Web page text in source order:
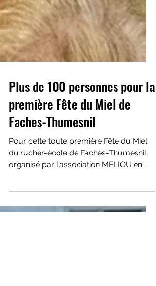
Plus de 100 personnes pour la
première Fête du Miel de
Faches-Thumesnil
Pour cette toute première Fête du Miel
du rucher-école de Faches-Thumesnil,
plus de 100 personnes se sont réunies